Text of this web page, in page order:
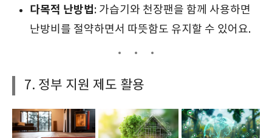
다목적 난방법: 가습기와 천장팬을 함께 사용하면
난방비를 절약하면서 따뜻함도 유지할 수 있어요.
7. 정부 지원 제도 활용